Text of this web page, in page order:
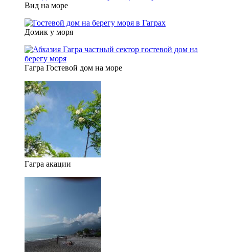
Вид на море
Домик у моря
Гагра Гостевой дом на море
Гагра акации